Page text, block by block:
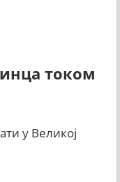
током
у Великој